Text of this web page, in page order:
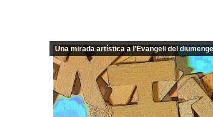
Una mirada artística a l’Evangeli del diumenge